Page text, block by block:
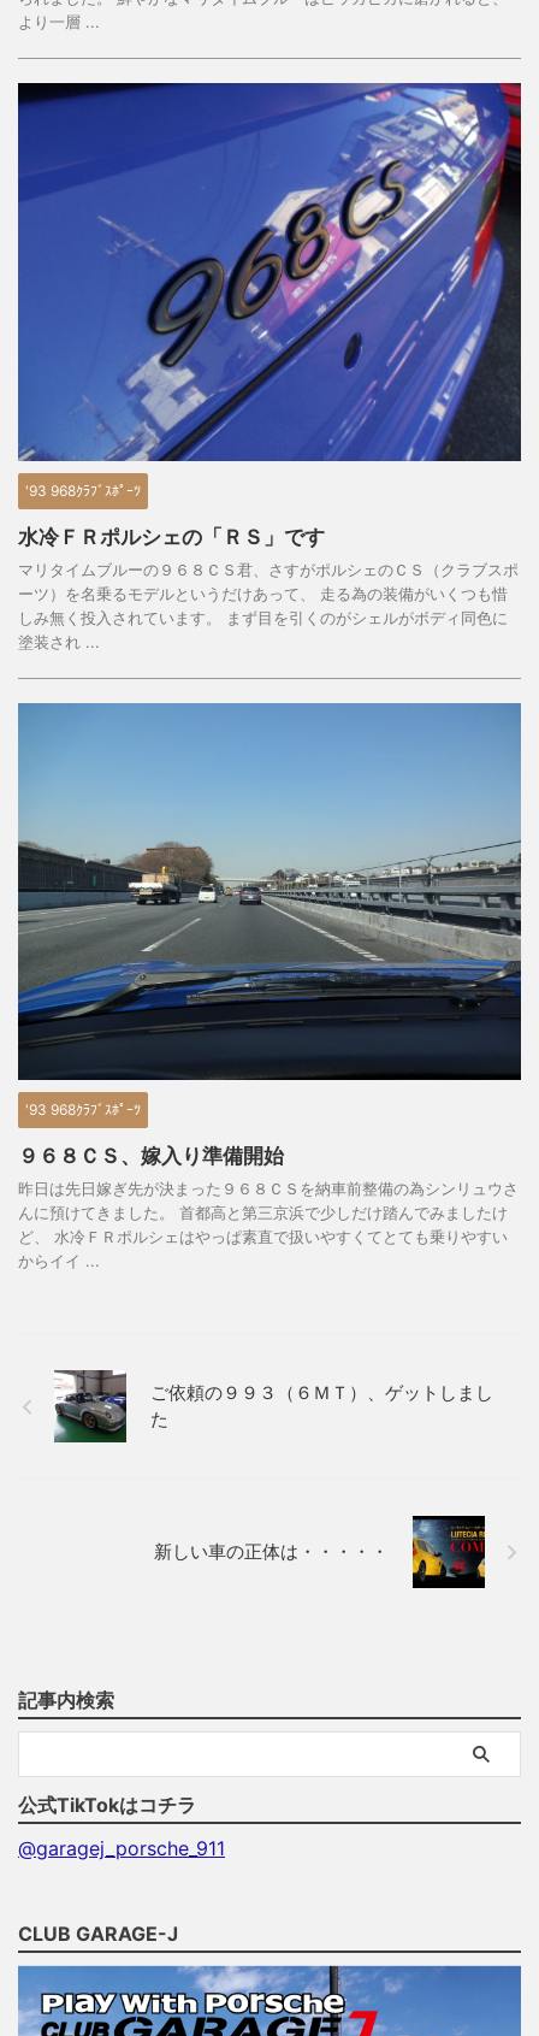
より一層 ...
'93 968ｸﾗﾌﾞｽﾎﾟｰﾂ
水冷ＦＲポルシェの「ＲＳ」です
マリタイムブルーの９６８ＣＳ君、さすがポルシェのＣＳ（クラブスポ
ーツ）を名乗るモデルというだけあって、 走る為の装備がいくつも惜
しみ無く投入されています。 まず目を引くのがシェルがボディ同色に
塗装され ...
'93 968ｸﾗﾌﾞｽﾎﾟｰﾂ
９６８ＣＳ、嫁入り準備開始
昨日は先日嫁ぎ先が決まった９６８ＣＳを納車前整備の為シンリュウさ
んに預けてきました。 首都高と第三京浜で少しだけ踏んでみましたけ
ど、 水冷ＦＲポルシェはやっぱ素直で扱いやすくてとても乗りやすい
からイイ ...
ご依頼の９９３（６ＭＴ）、ゲットしまし
た
新しい車の正体は・・・・・
記事内検索
公式TikTokはコチラ
@garagej_porsche_911
CLUB GARAGE-J